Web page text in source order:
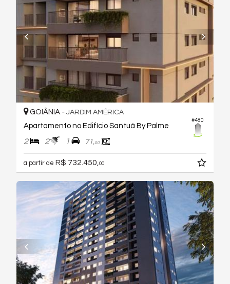
#480
GOIÂNIA - JARDIM AMÉRICA
Apartamento no Edifício Santuá By Palme
2 2 1 71,00
a partir de R$ 732.450, 00